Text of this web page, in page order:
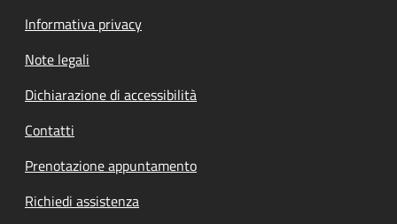
Informativa privacy
Note legali
Dichiarazione di accessibilità
Contatti
Prenotazione appuntamento
Richiedi assistenza